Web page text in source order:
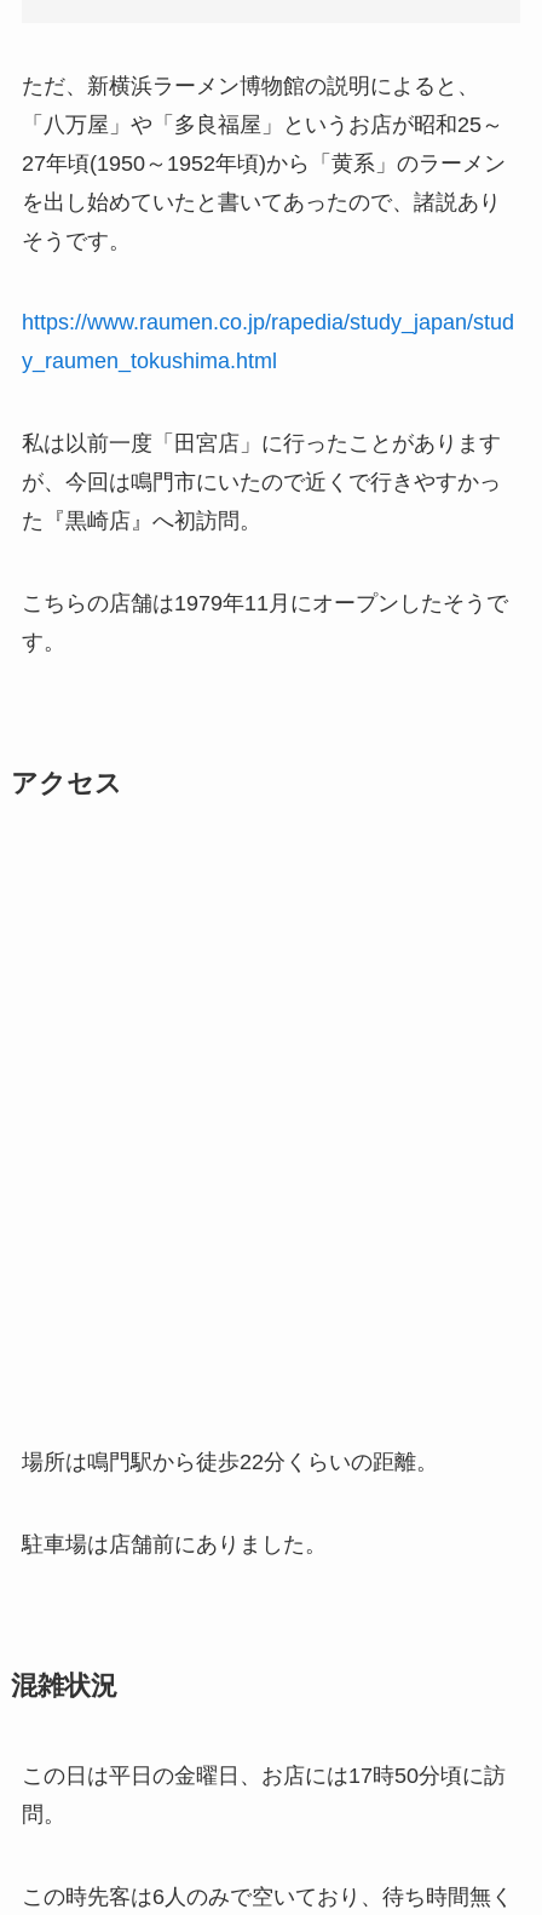
ただ、新横浜ラーメン博物館の説明によると、
「八万屋」や「多良福屋」というお店が昭和25～
27年頃(1950～1952年頃)から「黄系」のラーメン
を出し始めていたと書いてあったので、諸説あり
そうです。
https://www.raumen.co.jp/rapedia/study_japan/stud
y_raumen_tokushima.html
私は以前一度「田宮店」に行ったことがあります
が、今回は鳴門市にいたので近くで行きやすかっ
た『黒崎店』へ初訪問。
こちらの店舗は1979年11月にオープンしたそうで
す。
アクセス
場所は鳴門駅から徒歩22分くらいの距離。
駐車場は店舗前にありました。
混雑状況
この日は平日の金曜日、お店には17時50分頃に訪
問。
この時先客は6人のみで空いており、待ち時間無く